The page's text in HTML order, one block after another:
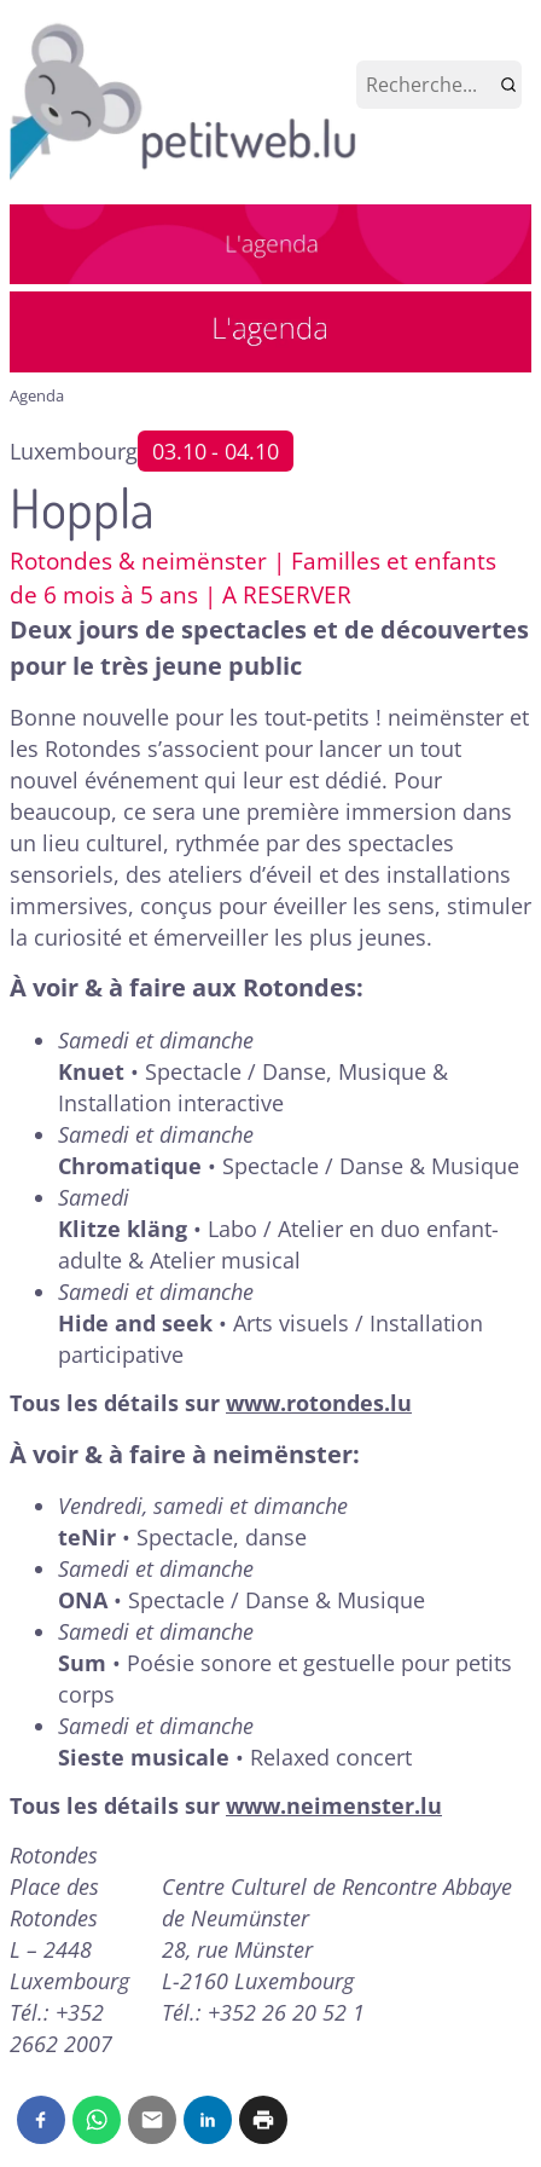
Agenda
Luxembourg 03.10- 04.10
Hoppla
Rotondes & neimënster | Familles et enfants
de 6 mois à 5 ans | A RESERVER
Deux jours de spectacles et de découvertes
pour le très jeune public
Bonne nouvelle pour les tout-petits ! neimënster et
les Rotondes s’associent pour lancer un tout
nouvel événement qui leur est dédié. Pour
beaucoup, ce sera une première immersion dans
un lieu culturel, rythmée par des spectacles
sensoriels, des ateliers d’éveil et des installations
immersives, conçus pour éveiller les sens, stimuler
la curiosité et émerveiller les plus jeunes.
À voir & à faire aux Rotondes:
Samedi et dimanche
Knuet • Spectacle / Danse, Musique &
Installation interactive
Samedi et dimanche
Chromatique • Spectacle / Danse & Musique
Samedi
Klitze kläng • Labo / Atelier en duo enfant-
adulte & Atelier musical
Samedi et dimanche
Hide and seek • Arts visuels / Installation
participative
Tous les détails sur www.rotondes.lu
À voir & à faire à neimënster:
Vendredi, samedi et dimanche
teNir • Spectacle, danse
Samedi et dimanche
ONA• Spectacle / Danse & Musique
Samedi et dimanche
Sum • Poésie sonore et gestuelle pour petits
corps
Samedi et dimanche
Sieste musicale • Relaxed concert
Tous les détails sur www.neimenster.lu
Rotondes
Place des
Rotondes
L – 2448
Luxembourg
Tél.: +352
2662 2007
Centre Culturel de Rencontre Abbaye
de Neumünster
28, rue Münster
L-2160 Luxembourg
Tél.: +352 26 20 52 1